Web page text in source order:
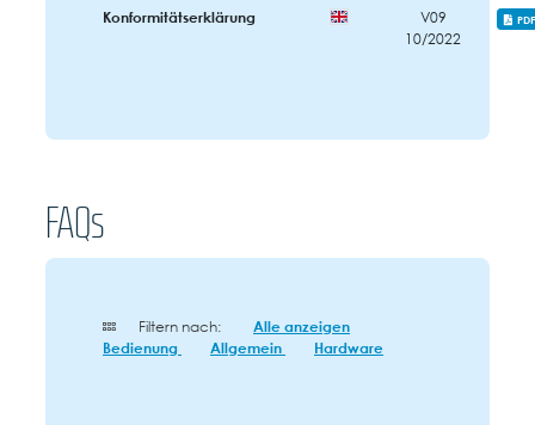
Konformitätserklärung
V09
10/2022
PDF
FAQs
Filtern nach:
Alle anzeigen
Bedienung
Allgemein Hardware